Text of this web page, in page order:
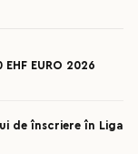
EURO 2026
de înscriere în Liga